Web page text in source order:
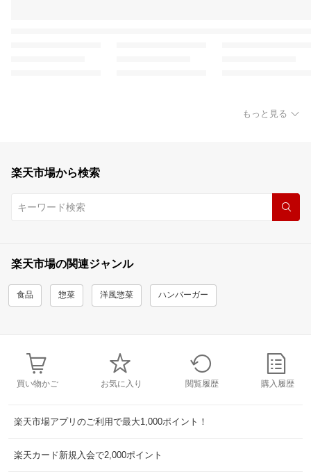
もっと見る
楽天市場から検索
楽天市場の関連ジャンル
食品 惣菜 洋風惣菜 ハンバーガー
買い物かご お気に入り 閲覧履歴 購入履歴
楽天市場アプリのご利用で最大1,000ポイント！
楽天カード新規入会で2,000ポイント